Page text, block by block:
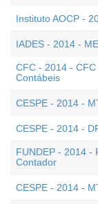
Instituto AOCP -
IADES - 2014 -
CFC - 2014 -
Contábeis
CESPE - 2014 -
CESPE - 2014 -
FUNDEP - 2014 -
Contador
CESPE - 2014 -